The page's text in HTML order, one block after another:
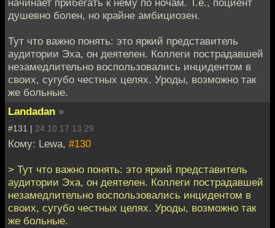
душевно болен, но крайне амбициозен.
Тут что важно понять: это яркий представитель
аудитории Эха, он деятелен. Коллеги пострадавшей
незамедлительно воспользовались инцидентом в
своих, сугубо честных целях. Уроды, возможно так
же больные.
Landadan »
#131 | 24.10.17 13:29
Кому: Lewa, #130
> Тут что важно понять: это яркий представитель
аудитории Эха, он деятелен. Коллеги пострадавшей
незамедлительно воспользовались инцидентом в
своих, сугубо честных целях. Уроды, возможно так
же больные.